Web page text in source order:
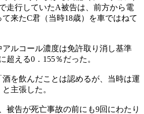
走行していたA被告は、前方から電
来たC君（当時18歳）を車ではねて
ルコール濃度は免許取り消し基準
超える0．155％だった。
を飲んだことは認めるが、当時は運
主張した。
被告が死亡事故の前にも9回にわたり